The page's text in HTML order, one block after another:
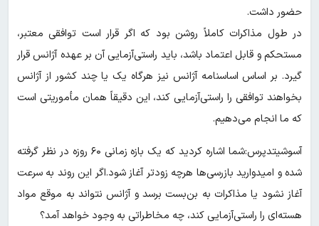
حضور داشت.
در طول مذاکرات کاملاً روشن بود که اگر قرار است توافقی معتبر،
مستحکم و قابل اعتماد باشد، باید راستی‌آزمایی آن بر عهده آژانس قرار
گیرد. بر اساس اساسنامه آژانس نیز هرگاه یک یا چند کشور از آژانس
بخواهند توافقی را راستی‌آزمایی کند، این دقیقاً همان مأموریتی است
که ما انجام می‌دهیم.
آسوشیتدپرس:شما اشاره کردید که یک بازه زمانی ۶۰ روزه در نظر گرفته
شده و امیدوارید بازرسی‌ها هرچه زودتر آغاز شود.اگر این روند به سرعت
آغاز نشود یا مذاکرات به بن‌بست برسد و آژانس نتواند به موقع مواد
هسته‌ای را راستی‌آزمایی کند، چه مخاطراتی به وجود خواهد آمد؟